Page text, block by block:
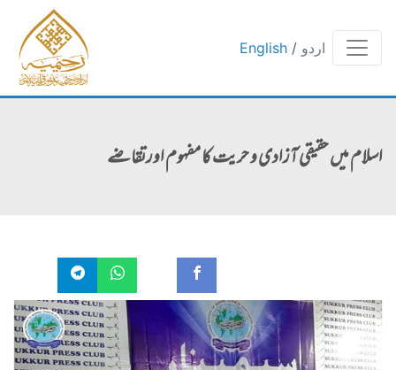
English / اردو
اسلام میں حقیقی آزادی و حریت کا مفہوم اورتقاضے